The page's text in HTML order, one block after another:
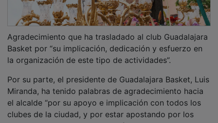
Basket por “su implicación, dedicación y esfuerzo en
la organización de este tipo de actividades”.
Miranda, ha tenido palabras de agradecimiento hacia
el alcalde “por su apoyo e implicación con todos los
clubes de la ciudad, y por estar apostando por los
deportistas de Guadalajara”, así como la ayuda